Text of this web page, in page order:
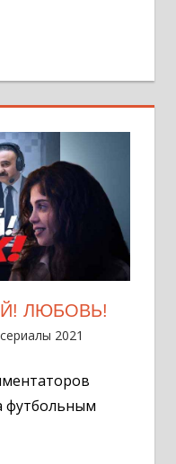
ЛЮБОВЬ!
2021
футбольным